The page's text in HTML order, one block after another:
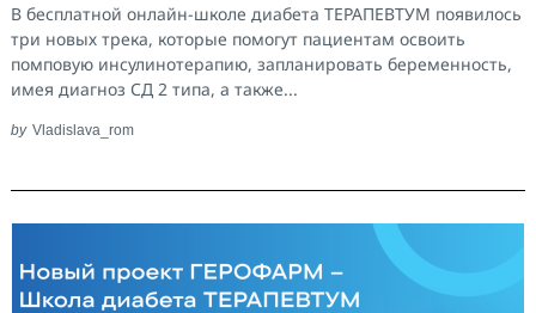
В бесплатной онлайн-школе диабета ТЕРАПЕВТУМ появилось
три новых трека, которые помогут пациентам освоить
помповую инсулинотерапию, запланировать беременность,
имея диагноз СД 2 типа, а также...
by Vladislava_rom